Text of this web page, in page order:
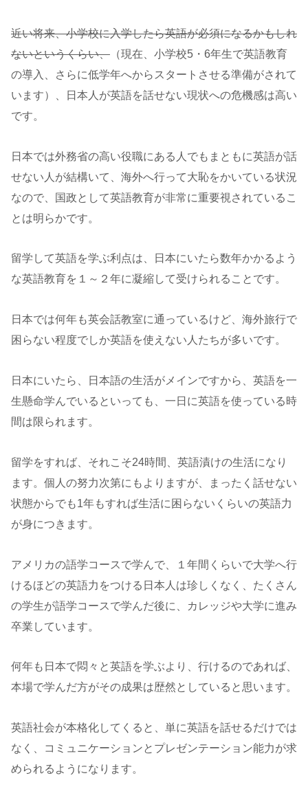
近い将来、小学校に入学したら英語が必須になるかもしれ
ないというくらい、 （現在、小学校5・6年生で英語教育
の導入、さらに低学年へからスタートさせる準備がされて
います）、日本人が英語を話せない現状への危機感は高い
です。
日本では外務省の高い役職にある人でもまともに英語が話
せない人が結構いて、海外へ行って大恥をかいている状況
なので、国政として英語教育が非常に重要視されているこ
とは明らかです。
留学して英語を学ぶ利点は、日本にいたら数年かかるよう
な英語教育を１～２年に凝縮して受けられることです。
日本では何年も英会話教室に通っているけど、海外旅行で
困らない程度でしか英語を使えない人たちが多いです。
日本にいたら、日本語の生活がメインですから、英語を一
生懸命学んでいるといっても、一日に英語を使っている時
間は限られます。
留学をすれば、それこそ24時間、英語漬けの生活になり
ます。個人の努力次第にもよりますが、まったく話せない
状態からでも1年もすれば生活に困らないくらいの英語力
が身につきます。
アメリカの語学コースで学んで、１年間くらいで大学へ行
けるほどの英語力をつける日本人は珍しくなく、たくさん
の学生が語学コースで学んだ後に、カレッジや大学に進み
卒業しています。
何年も日本で悶々と英語を学ぶより、行けるのであれば、
本場で学んだ方がその成果は歴然としていると思います。
英語社会が本格化してくると、単に英語を話せるだけでは
なく、コミュニケーションとプレゼンテーション能力が求
められるようになります。